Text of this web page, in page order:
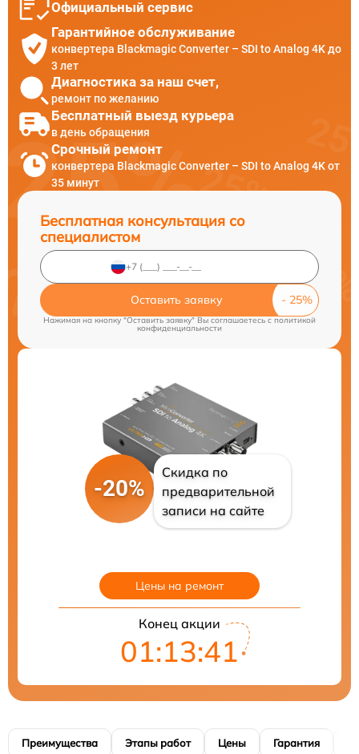
Официальный сервис
Гарантийное обслуживание
конвертера Blackmagic Converter – SDI to Analog 4K до
3 лет
Диагностика за наш счет,
ремонт по желанию
Бесплатный выезд курьера
в день обращения
Срочный ремонт
конвертера Blackmagic Converter – SDI to Analog 4K от
35 минут
Бесплатная консультация со
специалистом
Оставить заявку
Нажимая на кнопку "Оставить заявку" Вы соглашаетесь cполитикой
конфиденциальности
-20%
Скидка по
предварительной
записи на сайте
Цены на ремонт
Конец акции
01:13:40
Преимущества Этапы работ Цены Гарантия